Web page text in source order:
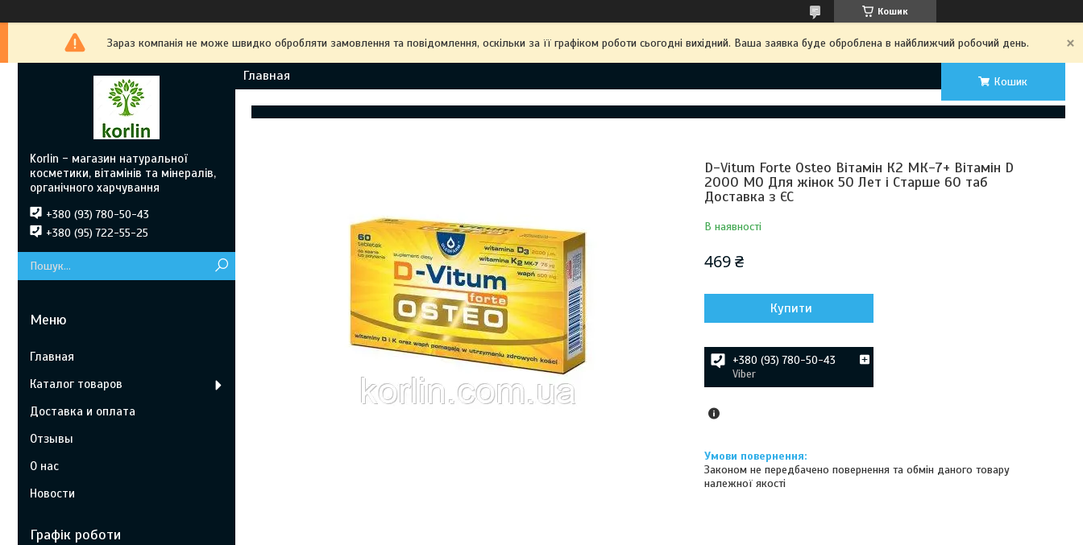
Кошик
Зараз компанія не може швидко обробляти замовлення та повідомлення, оскільки за її графіком роботи сьогодні вихідний. Ваша заявка буде оброблена в найближчий робочий день.
Главная Кошик
D-Vitum Forte Osteo Вітамін К2 МК-7+ Вітамін D
2000 МО Для жінок 50 Лет і Старше 60 таб
Доставка з ЄС
В наявності
469 ₴
Купити
+380 (93) 780-50-43
Viber
Законом не передбачено повернення та обмін даного товару
належної якості
Korlin - магазин натуральної
косметики, вітамінів та мінералів,
органічного харчування
+380 (93) 780-50-43
+380 (95) 722-55-25
Главная
Каталог товаров
Доставка и оплата
Отзывы
О нас
Новости
Графік роботи